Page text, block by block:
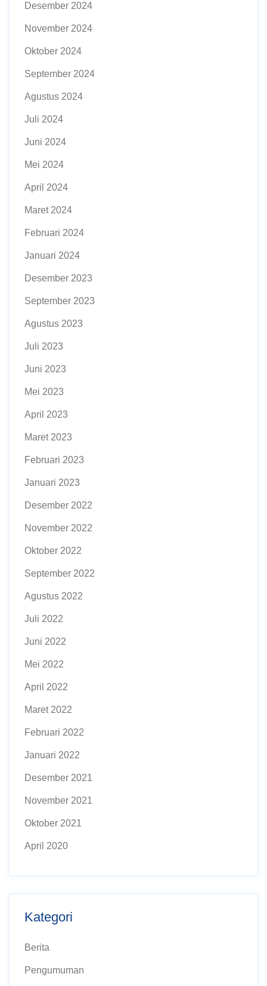
Desember 2024
November 2024
Oktober 2024
September 2024
Agustus 2024
Juli 2024
Juni 2024
Mei 2024
April 2024
Maret 2024
Februari 2024
Januari 2024
Desember 2023
September 2023
Agustus 2023
Juli 2023
Juni 2023
Mei 2023
April 2023
Maret 2023
Februari 2023
Januari 2023
Desember 2022
November 2022
Oktober 2022
September 2022
Agustus 2022
Juli 2022
Juni 2022
Mei 2022
April 2022
Maret 2022
Februari 2022
Januari 2022
Desember 2021
November 2021
Oktober 2021
April 2020
Kategori
Berita
Pengumuman